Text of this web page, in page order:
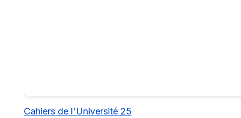
Cahiers de l'Université 25